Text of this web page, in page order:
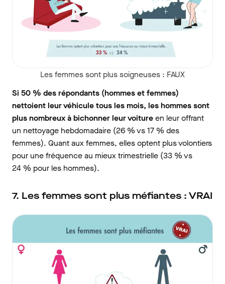
Les femmes sont plus soigneuses : FAUX
Si 50 % des répondants (hommes et femmes)
nettoient leur véhicule tous les mois, les hommes sont
plus nombreux à bichonner leur voitureen leur offrant
un nettoyage hebdomadaire (26 % vs 17 % des
femmes). Quant aux femmes, elles optent plus volontiers
pour une fréquence au mieux trimestrielle (33 % vs
24 % pour les hommes).
7. Les femmes sont plus méfiantes : VRAI